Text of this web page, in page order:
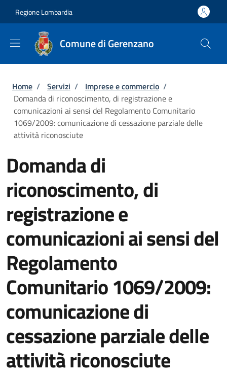
Regione Lombardia
Comune di Gerenzano
Briciole di pane
Home / Servizi / Imprese e commercio /
Domanda di riconoscimento, di registrazione e
comunicazioni ai sensi del Regolamento Comunitario
1069/2009: comunicazione di cessazione parziale delle
attività riconosciute
Domanda di
riconoscimento, di
registrazione e
comunicazioni ai sensi del
Regolamento
Comunitario 1069/2009:
comunicazione di
cessazione parziale delle
attività riconosciute